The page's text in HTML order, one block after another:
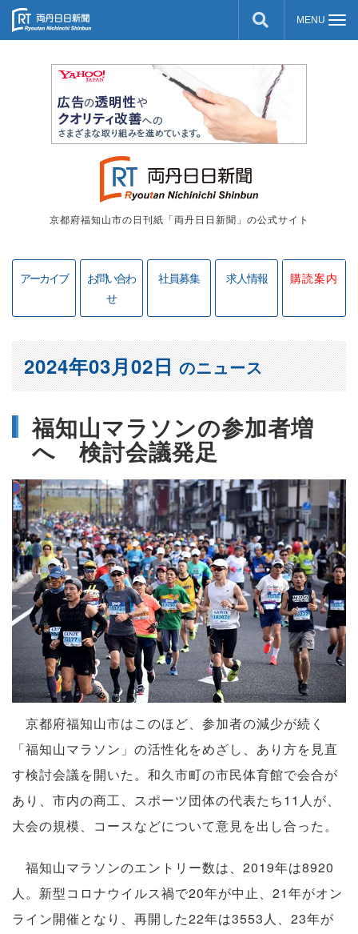
京都府福知山市の日刊紙「両丹日日新聞」の公式サイト
アーカイブ
お問い合わ
せ
社員募集 求人情報 購読案内
福知山マラソンの参加者増
へ 検討会議発足
2024年03月02日のニュース
京都府福知山市はこのほど、参加者の減少が続く
「福知山マラソン」の活性化をめざし、あり方を見直
す検討会議を開いた。和久市町の市民体育館で会合が
あり、市内の商工、スポーツ団体の代表たち11人が、
大会の規模、コースなどについて意見を出し合った。
福知山マラソンのエントリー数は、2019年は8920
人。新型コロナウイルス禍で20年が中止、21年がオン
ライン開催となり、再開した22年は3553人、23年が